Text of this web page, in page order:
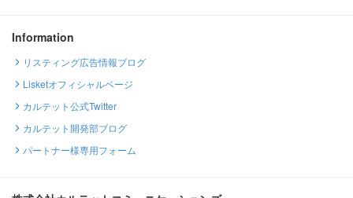
Information
リスティング広告情報ブログ
Lisketオフィシャルページ
カルテット公式Twitter
カルテット開発部ブログ
パートナー様専用フォーム